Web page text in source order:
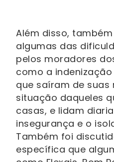
Além disso,
algumas das
pelos moradores
como a
que saíram de suas
situação daqueles
casas, e lidam
insegurança e o
Também foi
específica que